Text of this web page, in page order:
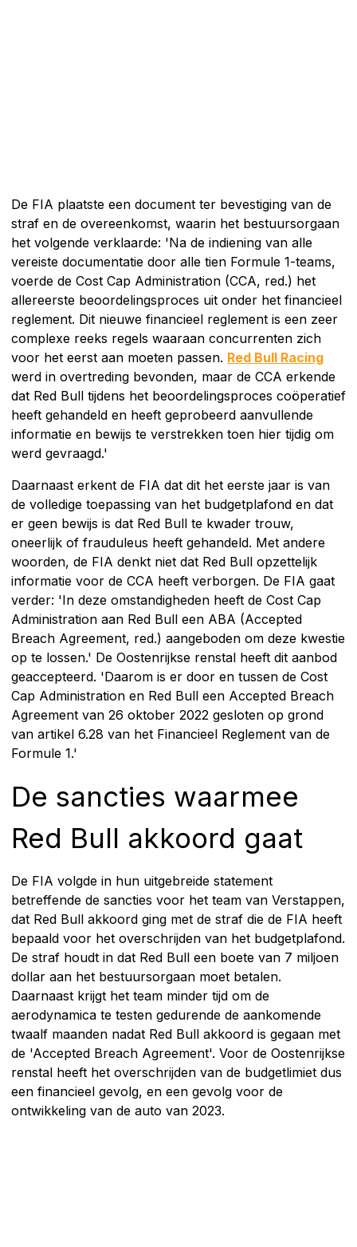
De FIA plaatste een document ter bevestiging van de
straf en de overeenkomst, waarin het bestuursorgaan
het volgende verklaarde: 'Na de indiening van alle
vereiste documentatie door alle tien Formule 1-teams,
voerde de Cost Cap Administration (CCA, red.) het
allereerste beoordelingsproces uit onder het financieel
reglement. Dit nieuwe financieel reglement is een zeer
complexe reeks regels waaraan concurrenten zich
voor het eerst aan moeten passen. Red Bull Racing
werd in overtreding bevonden, maar de CCA erkende
dat Red Bull tijdens het beoordelingsproces coöperatief
heeft gehandeld en heeft geprobeerd aanvullende
informatie en bewijs te verstrekken toen hier tijdig om
werd gevraagd.'
Daarnaast erkent de FIA dat dit het eerste jaar is van
de volledige toepassing van het budgetplafond en dat
er geen bewijs is dat Red Bull te kwader trouw,
oneerlijk of frauduleus heeft gehandeld. Met andere
woorden, de FIA denkt niet dat Red Bull opzettelijk
informatie voor de CCA heeft verborgen. De FIA gaat
verder: 'In deze omstandigheden heeft de Cost Cap
Administration aan Red Bull een ABA (Accepted
Breach Agreement, red.) aangeboden om deze kwestie
op te lossen.' De Oostenrijkse renstal heeft dit aanbod
geaccepteerd. 'Daarom is er door en tussen de Cost
Cap Administration en Red Bull een Accepted Breach
Agreement van 26 oktober 2022 gesloten op grond
van artikel 6.28 van het Financieel Reglement van de
Formule 1.'
De sancties waarmee
Red Bull akkoord gaat
De FIA volgde in hun uitgebreide statement
betreffende de sancties voor het team van Verstappen,
dat Red Bull akkoord ging met de straf die de FIA heeft
bepaald voor het overschrijden van het budgetplafond.
De straf houdt in dat Red Bull een boete van 7 miljoen
dollar aan het bestuursorgaan moet betalen.
Daarnaast krijgt het team minder tijd om de
aerodynamica te testen gedurende de aankomende
twaalf maanden nadat Red Bull akkoord is gegaan met
de 'Accepted Breach Agreement'. Voor de Oostenrijkse
renstal heeft het overschrijden van de budgetlimiet dus
een financieel gevolg, en een gevolg voor de
ontwikkeling van de auto van 2023.